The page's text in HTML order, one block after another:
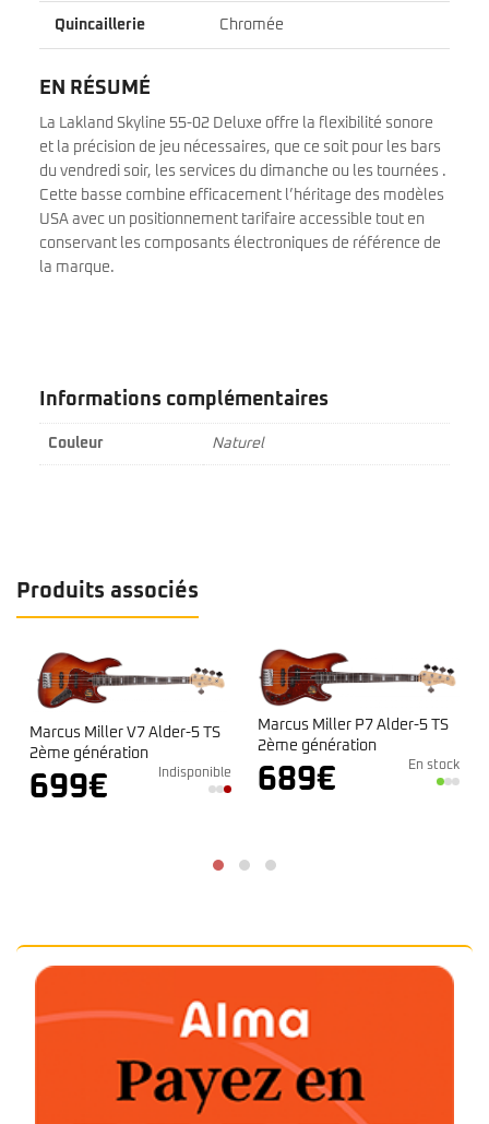
Quincaillerie Chromée
EN RÉSUMÉ
La Lakland Skyline 55-02 Deluxe offre la flexibilité sonore
et la précision de jeu nécessaires, que ce soit pour les bars
du vendredi soir, les services du dimanche ou les tournées .
Cette basse combine efficacement l’héritage des modèles
USA avec un positionnement tarifaire accessible tout en
conservant les composants électroniques de référence de
la marque.
Informations complémentaires
Couleur Naturel
Produits associés
Marcus Miller V7 Alder-5 TS
2ème génération
699€ Indisponible
Marcus Miller P7 Alder-5 TS
2ème génération
689€ En stock